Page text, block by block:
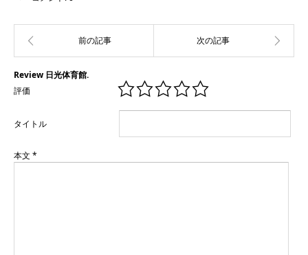
Review 日光体育館.
評価
タイトル
本文 *